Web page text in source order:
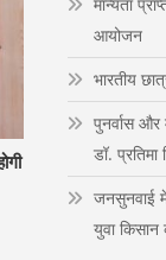
n
आयोजन
भारतीय
पुनर्वास और
डॉ. प्रतिमा
जनसुनवाई
युवा